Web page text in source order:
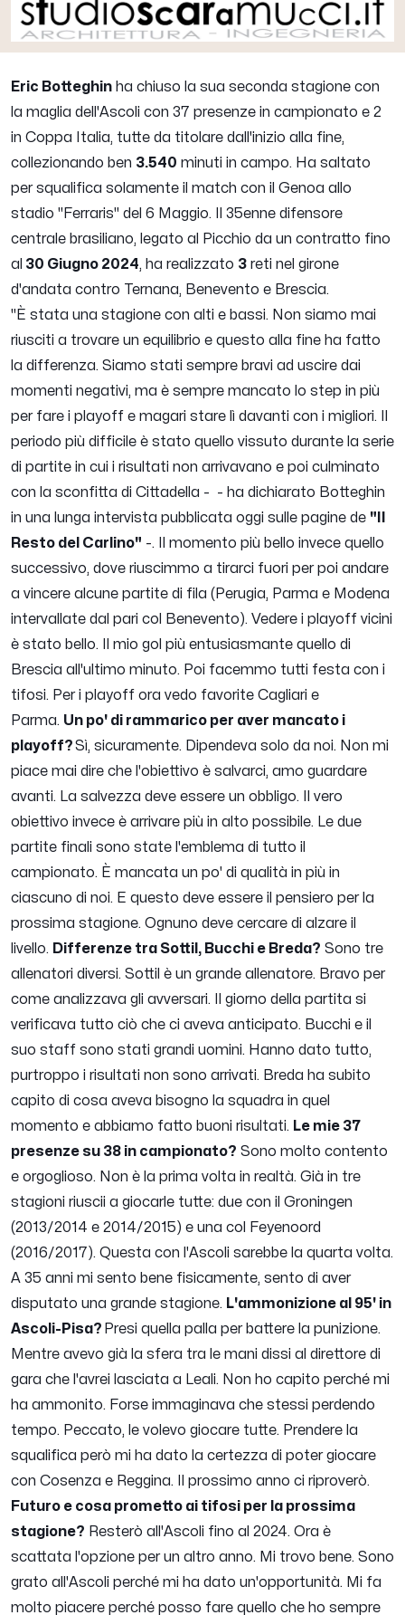
Eric Botteghin ha chiuso la sua seconda stagione con
la maglia dell'Ascoli con 37 presenze in campionato e 2
in Coppa Italia, tutte da titolare dall'inizio alla fine,
collezionando ben 3.540 minuti in campo. Ha saltato
per squalifica solamente il match con il Genoa allo
stadio "Ferraris" del 6 Maggio. Il 35enne difensore
centrale brasiliano, legato al Picchio da un contratto fino
al 30 Giugno 2024, ha realizzato 3 reti nel girone
d'andata contro Ternana, Benevento e Brescia.
" È stata una stagione con alti e bassi. Non siamo mai
riusciti a trovare un equilibrio e questo alla fine ha fatto
la differenza. Siamo stati sempre bravi ad uscire dai
momenti negativi, ma è sempre mancato lo step in più
per fare i playoff e magari stare lì davanti con i migliori. Il
periodo più difficile è stato quello vissuto durante la serie
di partite in cui i risultati non arrivavano e poi culminato
con la sconfitta di Cittadella -
- ha dichiarato Botteghin
in una lunga intervista pubblicata oggi sulle pagine de "Il
Resto del Carlino" -.
Il momento più bello invece quello
successivo, dove riuscimmo a tirarci fuori per poi andare
a vincere alcune partite di fila (Perugia, Parma e Modena
intervallate dal pari col Benevento). Vedere i playoff vicini
è stato bello. Il mio gol più entusiasmante quello di
Brescia all'ultimo minuto. Poi facemmo tutti festa con i
tifosi. Per i playoff ora vedo favorite Cagliari e
Parma. Un po' di rammarico per aver mancato i
playoff?Sì, sicuramente. Dipendeva solo da noi. Non mi
piace mai dire che l'obiettivo è salvarci, amo guardare
avanti. La salvezza deve essere un obbligo. Il vero
obiettivo invece è arrivare più in alto possibile. Le due
partite finali sono state l'emblema di tutto il
campionato. È mancata un po' di qualità in più in
ciascuno di noi. E questo deve essere il pensiero per la
prossima stagione. Ognuno deve cercare di alzare il
livello. Differenze tra Sottil, Bucchi e Breda? Sono tre
allenatori diversi. Sottil è un grande allenatore. Bravo per
come analizzava gli avversari. Il giorno della partita si
verificava tutto ciò che ci aveva anticipato. Bucchi e il
suo staff sono stati grandi uomini. Hanno dato tutto,
purtroppo i risultati non sono arrivati. Breda ha subito
capito di cosa aveva bisogno la squadra in quel
momento e abbiamo fatto buoni risultati. Le mie 37
presenze su 38 in campionato? Sono molto contento
e orgoglioso. Non è la prima volta in realtà. Già in tre
stagioni riuscii a giocarle tutte: due con il Groningen
(2013/2014 e 2014/2015) e una col Feyenoord
(2016/2017). Questa con l'Ascoli sarebbe la quarta volta.
A 35 anni mi sento bene fisicamente, sento di aver
disputato una grande stagione. L'ammonizione al 95' in
Ascoli-Pisa? Presi quella palla per battere la punizione.
Mentre avevo già la sfera tra le mani dissi al direttore di
gara che l'avrei lasciata a Leali. Non ho capito perché mi
ha ammonito. Forse immaginava che stessi perdendo
tempo. Peccato, le volevo giocare tutte. Prendere la
squalifica però mi ha dato la certezza di poter giocare
con Cosenza e Reggina. Il prossimo anno ci riproverò.
Futuro e cosa prometto ai tifosi per la prossima
stagione? Resterò all'Ascoli fino al 2024. Ora è
scattata l'opzione per un altro anno. Mi trovo bene. Sono
grato all'Ascoli perché mi ha dato un'opportunità. Mi fa
molto piacere perché posso fare quello che ho sempre